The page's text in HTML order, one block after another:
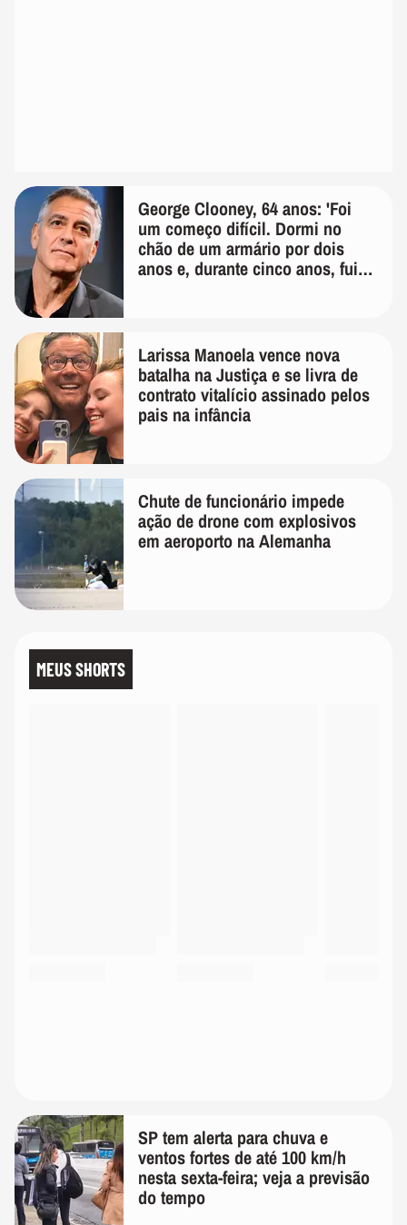
George Clooney, 64 anos: 'Foi
um começo difícil. Dormi no
chão de um armário por dois
anos e, durante cinco anos, fui
Larissa Manoela vence nova
batalha na Justiça e se livra de
contrato vitalício assinado pelos
pais na infância
Chute de funcionário impede
ação de drone com explosivos
em aeroporto na Alemanha
MEUS SHORTS
SP tem alerta para chuva e
ventos fortes de até 100 km/h
nesta sexta-feira; veja a previsão
do tempo